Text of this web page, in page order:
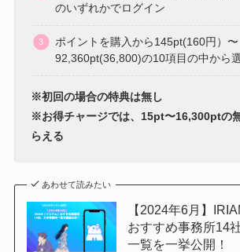
のいずれかでログイン
ポイントを購入から145pt(160円）〜
92,360pt(36,800)の10項目の中から
※初回の場合の特典は無し
※お得チャージでは、15pt〜16,300ptの
らえる
あわせて読みたい
【2024年6月】
おすすめ事務所14
一覧を一挙公開！